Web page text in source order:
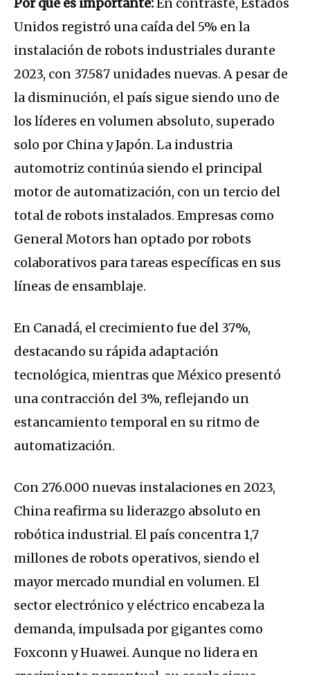
Unidos registró una caída del 5% en la
instalación de robots industriales durante
2023, con 37.587 unidades nuevas. A pesar de
la disminución, el país sigue siendo uno de
los líderes en volumen absoluto, superado
solo por China y Japón. La industria
automotriz continúa siendo el principal
motor de automatización, con un tercio del
total de robots instalados. Empresas como
General Motors han optado por robots
colaborativos para tareas específicas en sus
líneas de ensamblaje.
En Canadá, el crecimiento fue del 37%,
destacando su rápida adaptación
tecnológica, mientras que México presentó
una contracción del 3%, reflejando un
estancamiento temporal en su ritmo de
automatización.
Con 276.000 nuevas instalaciones en 2023,
China reafirma su liderazgo absoluto en
robótica industrial. El país concentra 1,7
millones de robots operativos, siendo el
mayor mercado mundial en volumen. El
sector electrónico y eléctrico encabeza la
demanda, impulsada por gigantes como
Foxconn y Huawei. Aunque no lidera en